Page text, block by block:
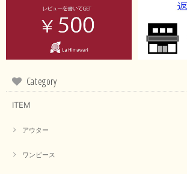
Category
ITEM
アウター
ワンピース